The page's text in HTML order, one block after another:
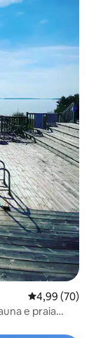
4,99 de uma
4,99 (70)
e praia